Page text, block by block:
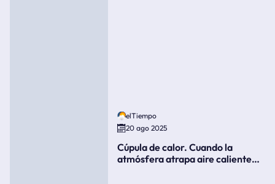
elTiempo
20 ago 2025
Cúpula de calor. Cuando la
atmósfera atrapa aire caliente